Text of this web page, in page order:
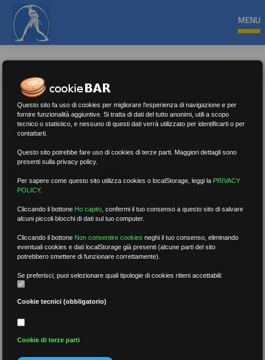
MENU
RSU
Nessun risultato.Rimuovi filtri
per data
Questo sito fa uso di cookies per migliorare l'esperienza di navigazione e per
fornire funzionalità aggiuntive. Si tratta di dati del tutto anonimi, utili a scopo
tecnico o statistico, e nessuno di questi dati verrà utilizzato per identificarti o per
contattarti.
Questo sito potrebbe fare uso di cookies di terze parti. Maggiori dettagli sono
presenti sulla privacy policy.
Per sapere come questo sito utilizza cookies o localStorage, leggi la PRIVACY
POLICY.
Cliccando il bottone Ho capito ,confermi il tuo consenso a questo sito di salvare
alcuni piccoli blocchi di dati sul tuo computer.
Cliccando il bottone Non consentire cookies neghi il tuo consenso, eliminando
eventuali cookies e dati localStorage già presenti (alcune parti del sito
potrebbero smettere di funzionare correttamente).
Se preferisci, puoi selezionare quali tipologie di cookies ritieni accettabili:
Cookie tecnici (obbligatorio)
Cookie di terze parti